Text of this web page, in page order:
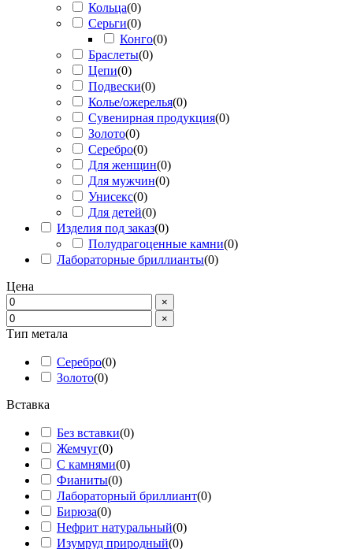
Кольца(0)
Серьги(0)
Конго(0)
Браслеты(0)
Цепи(0)
Подвески(0)
Колье/ожерелья(0)
Сувенирная продукция(0)
Золото(0)
Серебро(0)
Для женщин(0)
Для мужчин(0)
Унисекс(0)
Для детей(0)
Изделия под заказ(0)
Полудрагоценные камни(0)
Лабораторные бриллианты(0)
Цена
×
×
Тип метала
Серебро(0)
Золото(0)
Вставка
Без вставки(0)
Жемчуг(0)
С камнями(0)
Фианиты(0)
Лабораторный бриллиант(0)
Бирюза(0)
Нефрит натуральный(0)
Изумруд природный(0)